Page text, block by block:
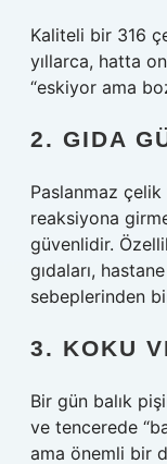
Kaliteli bir 316
yıllarca, hatta
“eskiyor ama
2. GIDA
Paslanmaz
reaksiyona
güvenlidir.
gıdaları,
sebeplerinden
3. KOKU
Bir gün balık
ve tencerede
ama önemli bir